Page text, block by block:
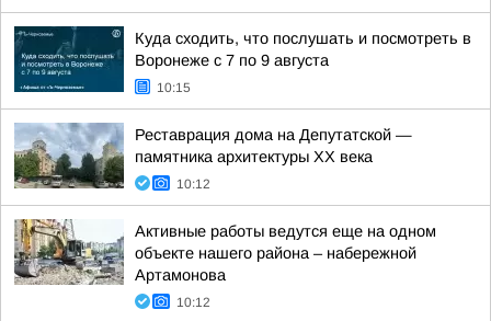
Куда сходить, что послушать и посмотреть в
Воронеже с 7 по 9 августа
10:15
Реставрация дома на Депутатской —
памятника архитектуры ХХ века
10:12
Активные работы ведутся еще на одном
объекте нашего района – набережной
Артамонова
10:12